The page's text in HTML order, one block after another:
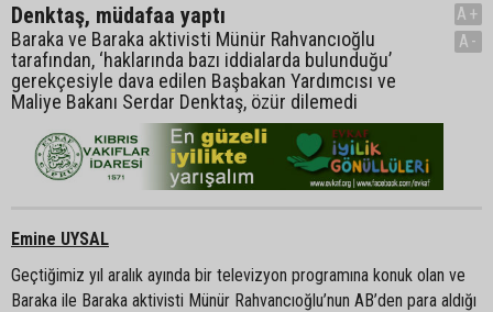
Denktaş, müdafaa yaptı
Baraka ve Baraka aktivisti Münür Rahvancıoğlu
tarafından, ‘haklarında bazı iddialarda bulunduğu’
gerekçesiyle dava edilen Başbakan Yardımcısı ve
Maliye Bakanı Serdar Denktaş, özür dilemedi
A+
A-
Emine UYSAL
Geçtiğimiz yıl aralık ayında bir televizyon programına konuk olan ve
Baraka ile Baraka aktivisti Münür Rahvancıoğlu’nun AB’den para aldığı